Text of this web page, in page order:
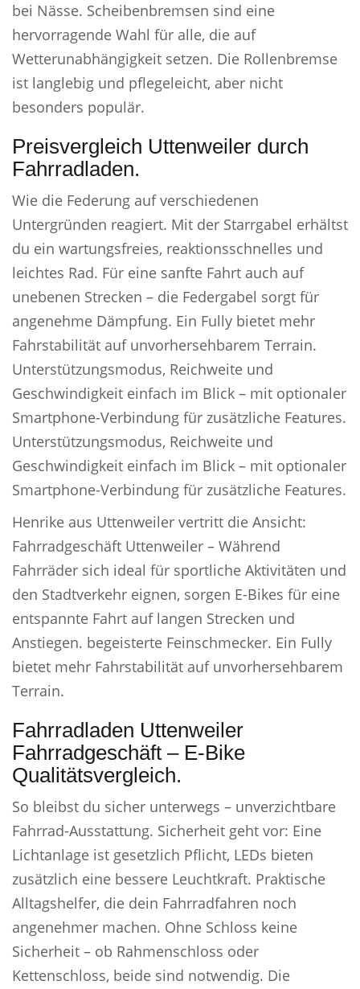
bei Nässe. Scheibenbremsen sind eine
hervorragende Wahl für alle, die auf
Wetterunabhängigkeit setzen. Die Rollenbremse
ist langlebig und pflegeleicht, aber nicht
besonders populär.
Preisvergleich Uttenweiler durch
Fahrradladen.
Wie die Federung auf verschiedenen
Untergründen reagiert. Mit der Starrgabel erhältst
du ein wartungsfreies, reaktionsschnelles und
leichtes Rad. Für eine sanfte Fahrt auch auf
unebenen Strecken – die Federgabel sorgt für
angenehme Dämpfung. Ein Fully bietet mehr
Fahrstabilität auf unvorhersehbarem Terrain.
Unterstützungsmodus, Reichweite und
Geschwindigkeit einfach im Blick – mit optionaler
Smartphone-Verbindung für zusätzliche Features.
Unterstützungsmodus, Reichweite und
Geschwindigkeit einfach im Blick – mit optionaler
Smartphone-Verbindung für zusätzliche Features.
Henrike aus Uttenweiler vertritt die Ansicht:
Fahrradgeschäft Uttenweiler – Während
Fahrräder sich ideal für sportliche Aktivitäten und
den Stadtverkehr eignen, sorgen E-Bikes für eine
entspannte Fahrt auf langen Strecken und
Anstiegen. begeisterte Feinschmecker. Ein Fully
bietet mehr Fahrstabilität auf unvorhersehbarem
Terrain.
Fahrradladen Uttenweiler
Fahrradgeschäft – E-Bike
Qualitätsvergleich.
So bleibst du sicher unterwegs – unverzichtbare
Fahrrad-Ausstattung. Sicherheit geht vor: Eine
Lichtanlage ist gesetzlich Pflicht, LEDs bieten
zusätzlich eine bessere Leuchtkraft. Praktische
Alltagshelfer, die dein Fahrradfahren noch
angenehmer machen. Ohne Schloss keine
Sicherheit – ob Rahmenschloss oder
Kettenschloss, beide sind notwendig. Die